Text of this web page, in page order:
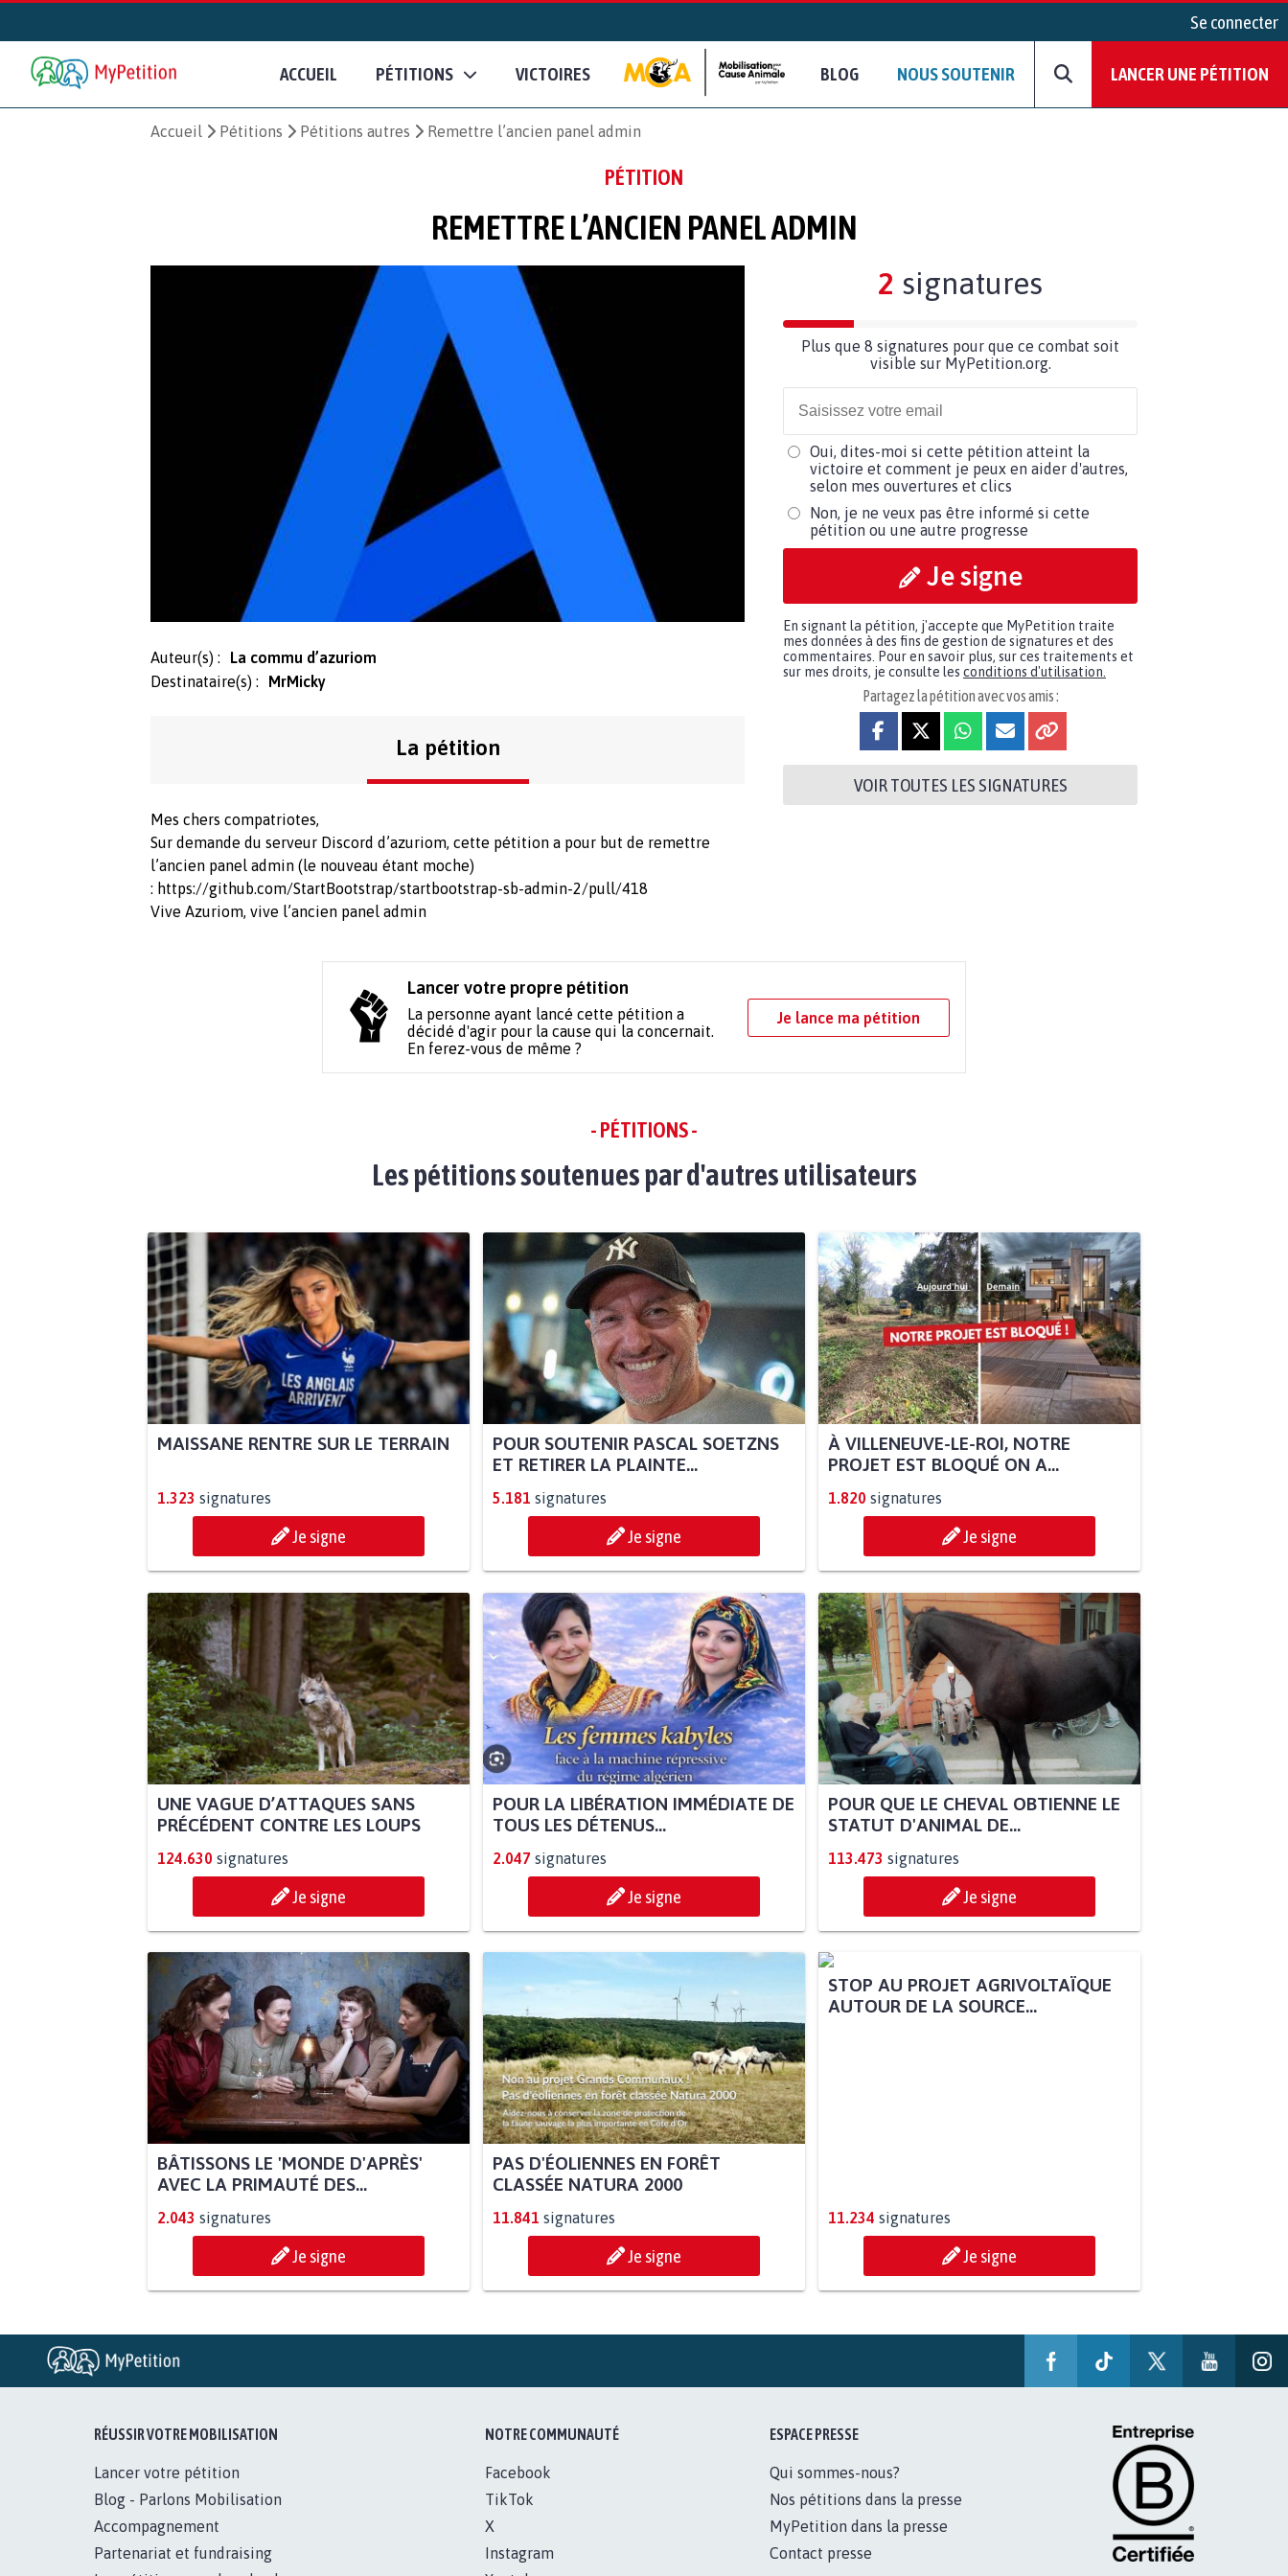
Se connecter
ACCUEIL PÉTITIONS VICTOIRES BLOG NOUS SOUTENIR LANCER UNE PÉTITION
Accueil Pétitions Pétitions autres Remettre l’ancien panel admin
PÉTITION
REMETTRE L’ANCIEN PANEL ADMIN
Auteur(s) :
La commu d’azuriom
Destinataire(s) :
MrMicky
La pétition
Mes chers compatriotes,
Sur demande du serveur Discord d’azuriom, cette pétition a pour but de remettre
l’ancien panel admin (le nouveau étant moche)
: https://github.com/StartBootstrap/startbootstrap-sb-admin-2/pull/418
Vive Azuriom, vive l’ancien panel admin
2 signatures
Plus que 8 signatures pour que ce combat soit
visible sur MyPetition.org.
Oui, dites-moi si cette pétition atteint la
victoire et comment je peux en aider d'autres,
selon mes ouvertures et clics
Non, je ne veux pas être informé si cette
pétition ou une autre progresse
Je signe
En signant la pétition, j'accepte que MyPetition traite
mes données à des fins de gestion de signatures et des
commentaires. Pour en savoir plus, sur ces traitements et
sur mes droits, je consulte les conditions d'utilisation.
Partagez la pétition avec vos amis :
VOIR TOUTES LES SIGNATURES
Lancer votre propre pétition
La personne ayant lancé cette pétition a
décidé d'agir pour la cause qui la concernait.
En ferez-vous de même ?
Je lance ma pétition
- PÉTITIONS -
Les pétitions soutenues par d'autres utilisateurs
MAISSANE RENTRE SUR LE TERRAIN
1.323 signatures
Je signe
POUR SOUTENIR PASCAL SOETZNS
ET RETIRER LA PLAINTE...
5.181 signatures
Je signe
À VILLENEUVE-LE-ROI, NOTRE
PROJET EST BLOQUÉ ON A...
1.820 signatures
Je signe
UNE VAGUE D’ATTAQUES SANS
PRÉCÉDENT CONTRE LES LOUPS
124.630 signatures
Je signe
POUR LA LIBÉRATION IMMÉDIATE DE
TOUS LES DÉTENUS...
2.047 signatures
Je signe
POUR QUE LE CHEVAL OBTIENNE LE
STATUT D'ANIMAL DE...
113.473 signatures
Je signe
BÂTISSONS LE 'MONDE D'APRÈS'
AVEC LA PRIMAUTÉ DES...
2.043 signatures
Je signe
PAS D'ÉOLIENNES EN FORÊT
CLASSÉE NATURA 2000
11.841 signatures
Je signe
11.234 signatures
Je signe
RÉUSSIR VOTRE MOBILISATION
Lancer votre pétition
Blog - Parlons Mobilisation
Accompagnement
Partenariat et fundraising
NOTRE COMMUNAUTÉ
Facebook
TikTok
X
Instagram
ESPACE PRESSE
Qui sommes-nous?
Nos pétitions dans la presse
MyPetition dans la presse
Contact presse